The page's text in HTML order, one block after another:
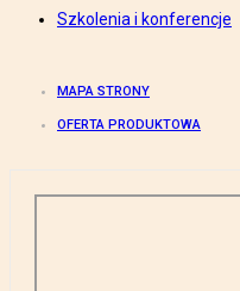
Szkolenia i konferencje
MAPA STRONY
OFERTA PRODUKTOWA